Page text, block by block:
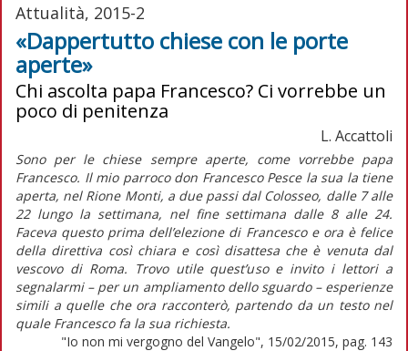
Attualità, 2015-2
«Dappertutto chiese con le porte
aperte»
Chi ascolta papa Francesco? Ci vorrebbe un
poco di penitenza
L. Accattoli
Sono per le chiese sempre aperte, come vorrebbe papa
Francesco. Il mio parroco don Francesco Pesce la sua la tiene
aperta, nel Rione Monti, a due passi dal Colosseo, dalle 7 alle
22 lungo la settimana, nel fine settimana dalle 8 alle 24.
Faceva questo prima dell’elezione di Francesco e ora è felice
della direttiva così chiara e così disattesa che è venuta dal
vescovo di Roma. Trovo utile quest’uso e invito i lettori a
segnalarmi – per un ampliamento dello sguardo – esperienze
simili a quelle che ora racconterò, partendo da un testo nel
quale Francesco fa la sua richiesta.
"Io non mi vergogno del Vangelo", 15/02/2015, pag. 143